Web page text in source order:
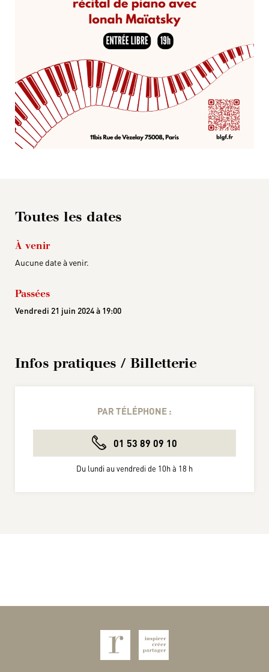
Toutes les dates
À venir
Aucune date à venir.
Passées
Vendredi 21 juin 2024 à 19:00
Infos pratiques / Billetterie
PAR TÉLÉPHONE :
01 53 89 09 10
Du lundi au vendredi de 10h à 18 h